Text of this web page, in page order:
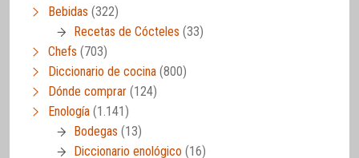
Bebidas (322)
Recetas de Cócteles (33)
Chefs (703)
Diccionario de cocina (800)
Dónde comprar (124)
Enología (1.141)
Bodegas (13)
Diccionario enológico (16)